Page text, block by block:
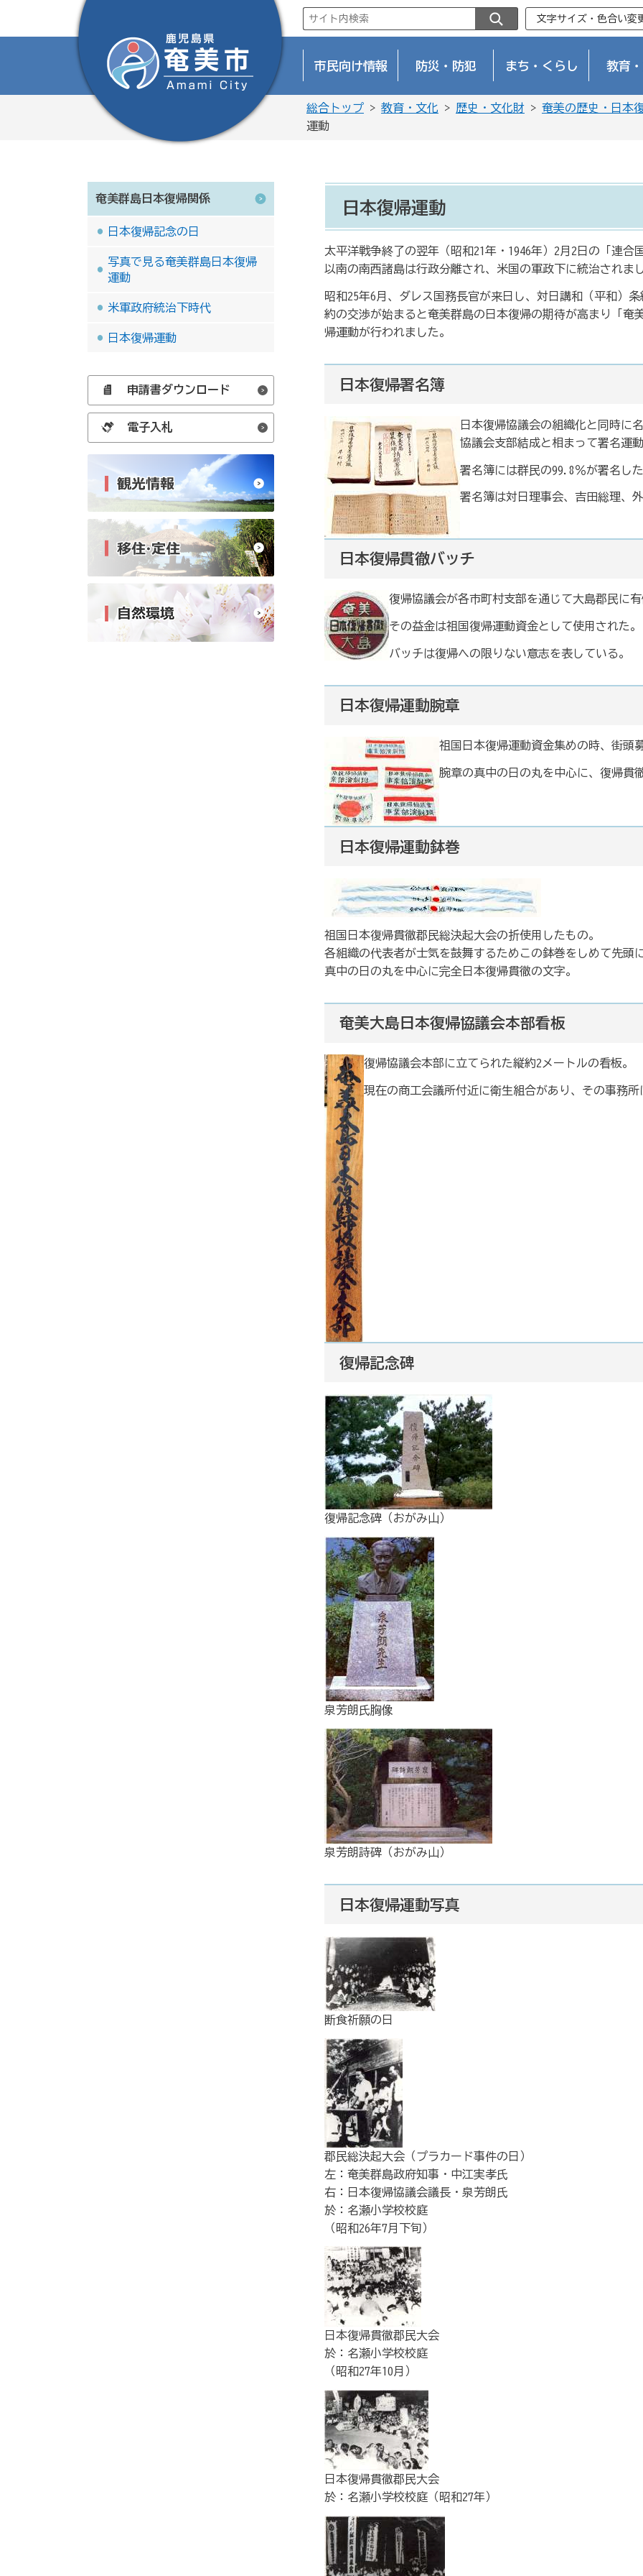
文字サイズ・色合い変
市民向け情報 防災・防犯 まち・くらし 教育
総合トップ > 教育・文化 > 歴史・文化財 > 奄美の歴史・日本
運動
奄美群島日本復帰関係
日本復帰記念の日
写真で見る奄美群島日本復帰
運動
米軍政府統治下時代
日本復帰運動
申請書ダウンロード
電子入札
日本復帰運動
太平洋戦争終了の翌年（昭和21年・1946年）2月2日の「連合
以南の南西諸島は行政分離され、米国の軍政下に統治されまし
昭和25年6月、ダレス国務長官が来日し、対日講和（平和）
約の交渉が始まると奄美群島の日本復帰の期待が高まり「奄
帰運動が行われました。
日本復帰署名簿
日本復帰協議会の組織化と同時に
協議会支部結成と相まって署名運
署名簿には群民の99.8％が署名した
署名簿は対日理事会、吉田総理、
日本復帰貫徹バッチ
復帰協議会が各市町村支部を通じて大島郡民に有
その益金は祖国復帰運動資金として使用された。
バッチは復帰への限りない意志を表している。
日本復帰運動腕章
祖国日本復帰運動資金集めの時、街頭
腕章の真中の日の丸を中心に、復帰貫
日本復帰運動鉢巻
祖国日本復帰貫徹郡民総決起大会の折使用したもの。
各組織の代表者が士気を鼓舞するためこの鉢巻をしめて先頭
真中の日の丸を中心に完全日本復帰貫徹の文字。
奄美大島日本復帰協議会本部看板
復帰協議会本部に立てられた縦約2メートルの看板。
現在の商工会議所付近に衛生組合があり、その事務所
復帰記念碑
復帰記念碑（おがみ山）
泉芳朗氏胸像
泉芳朗詩碑（おがみ山）
日本復帰運動写真
断食祈願の日
郡民総決起大会（プラカード事件の日）
左：奄美群島政府知事・中江実孝氏
右：日本復帰協議会議長・泉芳朗氏
於：名瀬小学校校庭
（昭和26年7月下旬）
日本復帰貫徹郡民大会
於：名瀬小学校校庭
（昭和27年10月）
日本復帰貫徹郡民大会
於：名瀬小学校校庭（昭和27年）